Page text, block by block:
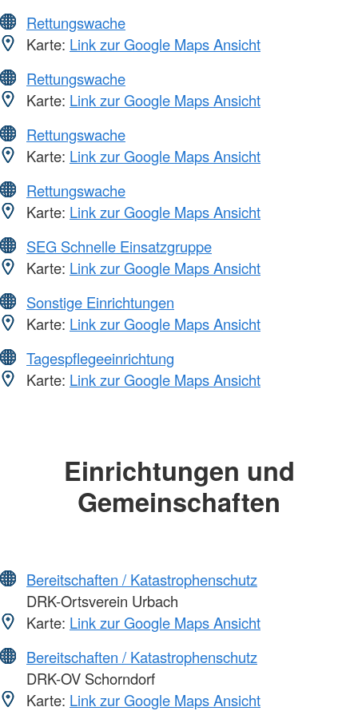
Rettungswache
Karte: Link zur Google Maps Ansicht
Rettungswache
Karte: Link zur Google Maps Ansicht
Rettungswache
Karte: Link zur Google Maps Ansicht
Rettungswache
Karte: Link zur Google Maps Ansicht
SEG Schnelle Einsatzgruppe
Karte: Link zur Google Maps Ansicht
Sonstige Einrichtungen
Karte: Link zur Google Maps Ansicht
Tagespflegeeinrichtung
Karte: Link zur Google Maps Ansicht
Einrichtungen und
Gemeinschaften
Bereitschaften / Katastrophenschutz
DRK-Ortsverein Urbach
Karte: Link zur Google Maps Ansicht
Bereitschaften / Katastrophenschutz
DRK-OV Schorndorf
Karte: Link zur Google Maps Ansicht